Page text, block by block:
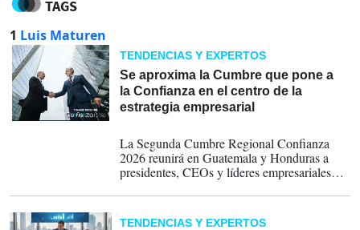
TAGS
1 Luis Maturen
TENDENCIAS Y EXPERTOS
Se aproxima la Cumbre que pone a
la Confianza en el centro de la
estrategia empresarial
La Segunda Cumbre Regional Confianza
2026 reunirá en Guatemala y Honduras a
presidentes, CEOs y líderes empresariales
sobre reputación, confianza e integridad
corporativa.
TENDENCIAS Y EXPERTOS